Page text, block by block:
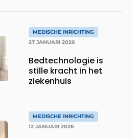
MEDISCHE INRICHTING
27 JANUARI 2026
Bedtechnologie is
stille kracht in het
ziekenhuis
MEDISCHE INRICHTING
12 JANUARI 2026